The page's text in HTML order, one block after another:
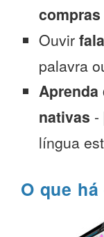
Ouvir
palavra
Aprenda
nativas -
língua
O que